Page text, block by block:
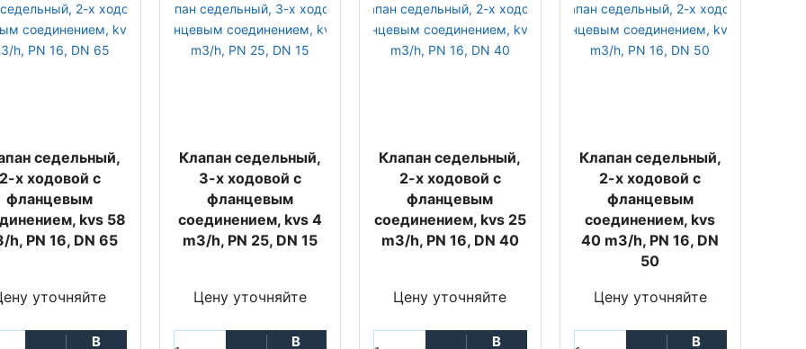
седельный,
2-х ходовой с
фланцевым
kvs 58
h, PN 16, DN 65
уточняйте
В
Клапан седельный,
3-х ходовой с
фланцевым
соединением, kvs 4
m3/h, PN 25, DN 15
Цену уточняйте
В
Клапан седельный,
2-х ходовой с
фланцевым
соединением, kvs 25
m3/h, PN 16, DN 40
Цену уточняйте
В
Клапан седельный,
2-х ходовой с
фланцевым
соединением, kvs
40 m3/h, PN 16, DN
50
Цену уточняйте
В